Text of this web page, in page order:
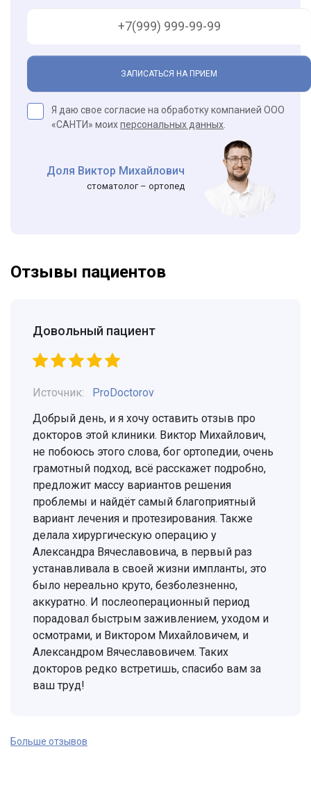
ЗАПИСАТЬСЯ НА ПРИЕМ
Я даю свое согласие на обработку компанией ООО
«САНТИ» моихперсональных данных
Доля Виктор Михайлович
стоматолог – ортопед
Отзывы пациентов
Довольный пациент
Источник:
ProDoctorov
Добрый день, и я хочу оставить отзыв про
докторов этой клиники. Виктор Михайлович,
не побоюсь этого слова, бог ортопедии, очень
грамотный подход, всё расскажет подробно,
предложит массу вариантов решения
проблемы и найдёт самый благоприятный
вариант лечения и протезирования. Также
делала хирургическую операцию у
Александра Вячеславовича, в первый раз
устанавливала в своей жизни импланты, это
было нереально круто, безболезненно,
аккуратно. И послеоперационный период
порадовал быстрым заживлением, уходом и
осмотрами, и Виктором Михайловичем, и
Александром Вячеславовичем. Таких
докторов редко встретишь, спасибо вам за
ваш труд!
Больше отзывов